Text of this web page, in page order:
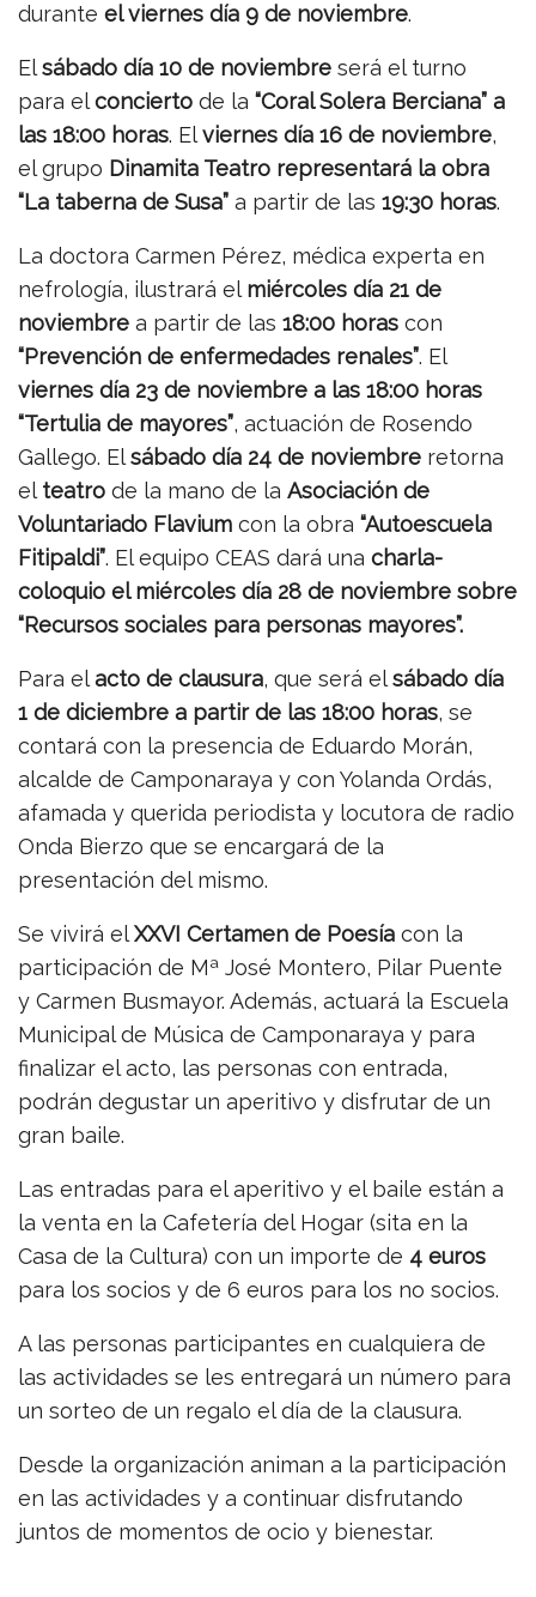
durante el viernes día 9 de noviembre.
Elsábado día 10 de noviembre será el turno
para elconcierto de la “Coral Solera Berciana” a
las 18:00 horas. Elviernes día 16 de noviembre,
el grupo Dinamita Teatro representará la obra
“La taberna de Susa” a partir de las 19:30 horas.
La doctora Carmen Pérez, médica experta en
nefrología, ilustrará elmiércoles día 21 de
noviembre a partir de las 18:00 horas con
“Prevención de enfermedades renales”. El
viernes día 23 de noviembre a las 18:00 horas
“Tertulia de mayores”, actuación de Rosendo
Gallego. Elsábado día 24 de noviembre retorna
elteatro de la mano de la Asociación de
Voluntariado Flavium con la obra “Autoescuela
Fitipaldi”. El equipo CEAS dará una charla-
coloquio el miércoles día 28 de noviembre sobre
“Recursos sociales para personas mayores”.
Para elacto de clausura, que será elsábado día
1 de diciembre a partir de las 18:00 horas, se
contará con la presencia de Eduardo Morán,
alcalde de Camponaraya y con Yolanda Ordás,
afamada y querida periodista y locutora de radio
Onda Bierzo que se encargará de la
presentación del mismo.
Se vivirá elXXVI Certamen de Poesía con la
participación de Mª José Montero, Pilar Puente
y Carmen Busmayor. Además, actuará la Escuela
Municipal de Música de Camponaraya y para
finalizar el acto, las personas con entrada,
podrán degustar un aperitivo y disfrutar de un
gran baile.
Las entradas para el aperitivo y el baile están a
la venta en la Cafetería del Hogar (sita en la
Casa de la Cultura) con un importe de 4 euros
para los socios y de 6 euros para los no socios.
A las personas participantes en cualquiera de
las actividades se les entregará un número para
un sorteo de un regalo el día de la clausura.
Desde la organización animan a la participación
en las actividades y a continuar disfrutando
juntos de momentos de ocio y bienestar.